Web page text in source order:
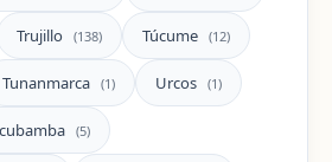
Trujillo (138) Túcume (12)
Tunanmarca (1) Urcos (1)
(5)